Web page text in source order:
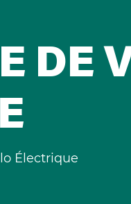
DE
Électrique